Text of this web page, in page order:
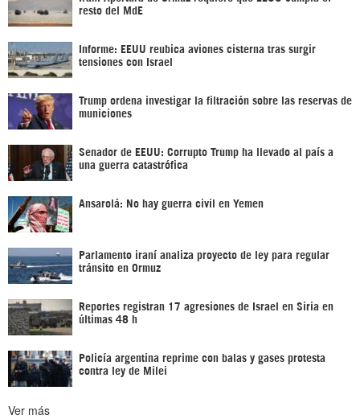
resto del MdE
Informe: EEUU reubica aviones cisterna tras surgir
tensiones con Israel
Trump ordena investigar la filtración sobre las reservas de
municiones
Senador de EEUU: Corrupto Trump ha llevado al país a
una guerra catastrófica
Ansarolá: No hay guerra civil en Yemen
Parlamento iraní analiza proyecto de ley para regular
tránsito en Ormuz
Reportes registran 17 agresiones de Israel en Siria en
últimas 48 h
Policía argentina reprime con balas y gases protesta
contra ley de Milei
Ver más